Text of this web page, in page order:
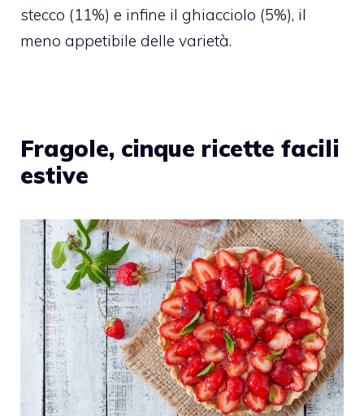
stecco (11%) e infine il ghiacciolo (5%), il
meno appetibile delle varietà.
Fragole, cinque ricette facili
estive